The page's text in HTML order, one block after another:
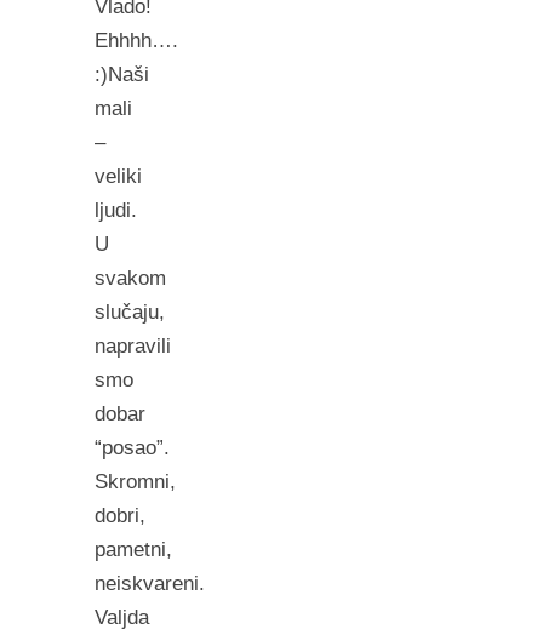
Vlado!
Ehhhh….
:)Naši
mali
–
veliki
ljudi.
U
svakom
slučaju,
napravili
smo
dobar
“posao”.
Skromni,
dobri,
pametni,
neiskvareni.
Valjda